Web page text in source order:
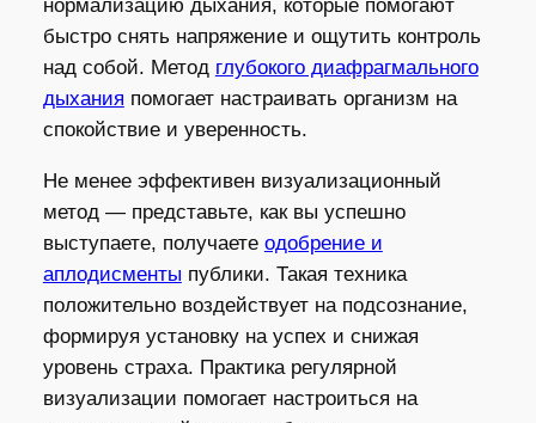
нормализацию дыхания, которые помогают
быстро снять напряжение и ощутить контроль
над собой. Метод глубокого диафрагмального
дыхания помогает настраивать организм на
спокойствие и уверенность.
Не менее эффективен визуализационный
метод — представьте, как вы успешно
выступаете, получаете одобрение и
аплодисменты публики. Такая техника
положительно воздействует на подсознание,
формируя установку на успех и снижая
уровень страха. Практика регулярной
визуализации помогает настроиться на